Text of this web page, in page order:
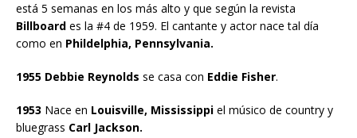
está 5 semanas en los más alto y que según la revista
Billboard es la #4 de 1959. El cantante y actor nace tal día
como en Phildelphia, Pennsylvania.
1955 Debbie Reynolds se casa con Eddie Fisher.
1953 Nace en Louisville, Mississippi el músico de country y
bluegrass Carl Jackson.